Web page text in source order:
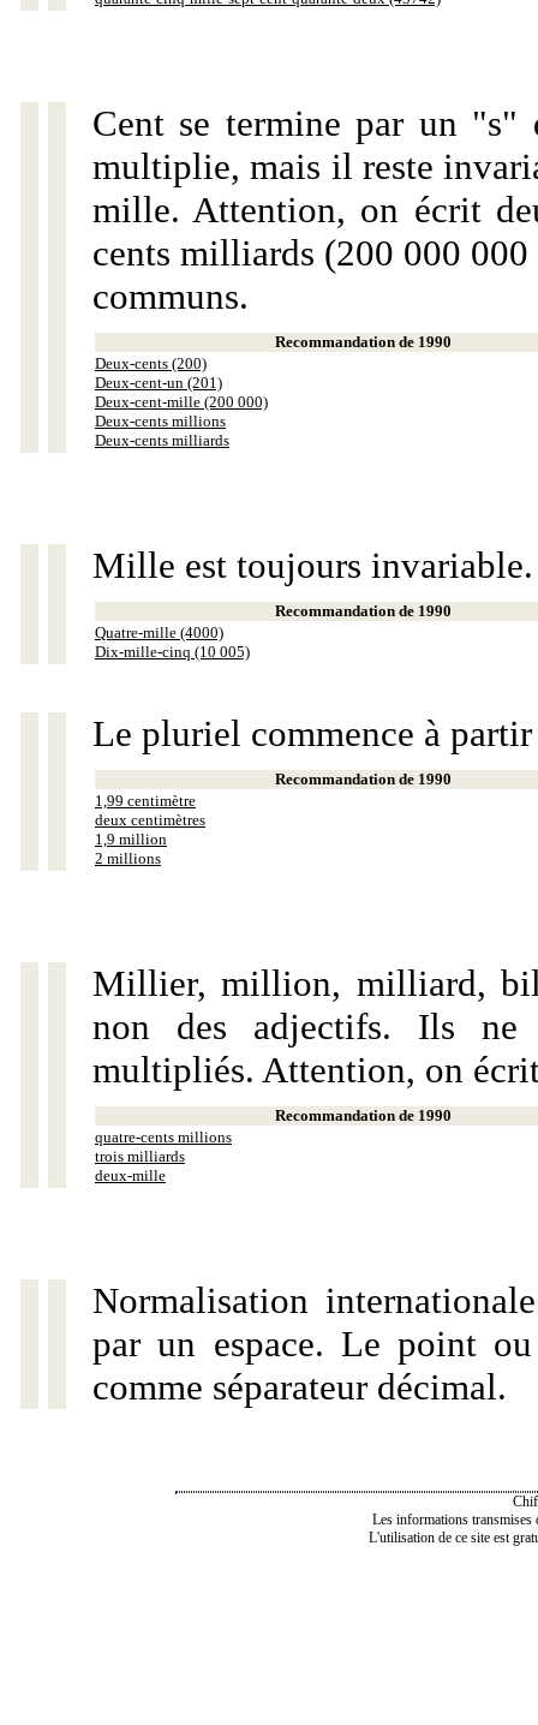
Cent se termine par un "s"
multiplie, mais il reste
mille. Attention, on écrit
cents milliards (200 000
communs.
Recommandation de 1990
Deux-cents (200)
Deux-cent-un (201)
Deux-cent-mille (200 000)
Deux-cents millions
Deux-cents milliards
Mille est toujours invariable.
Recommandation de 1990
Quatre-mille (4000)
Dix-mille-cinq (10 005)
Le pluriel commence à
Recommandation de 1990
1,99 centimètre
deux centimètres
1,9 million
2 millions
Millier, million, milliard,
non des adjectifs. Ils ne
multipliés. Attention, on
Recommandation de 1990
quatre-cents millions
trois milliards
deux-mille
Normalisation
par un espace. Le point
comme séparateur décimal.
Les informations transmises
L'utilisation de ce site est